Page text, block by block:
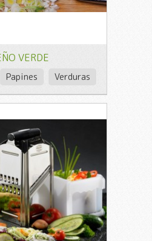
VERDE
Papines Verduras